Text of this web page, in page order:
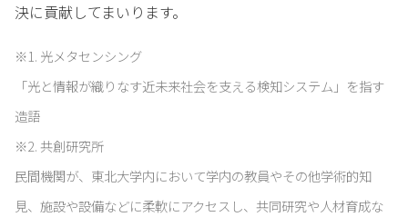
決に貢献してまいります。
※1. 光メタセンシング
「光と情報が織りなす近未来社会を支える検知システム」を指す
造語
※2. 共創研究所
民間機関が、東北大学内において学内の教員やその他学術的知
見、施設や設備などに柔軟にアクセスし、共同研究や人材育成な